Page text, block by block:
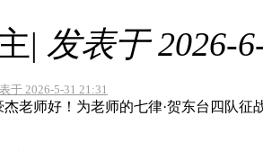
| 发表于 2026-
于 2026-5-31 21:31
杰老师好！为老师的七律·贺东台四队征